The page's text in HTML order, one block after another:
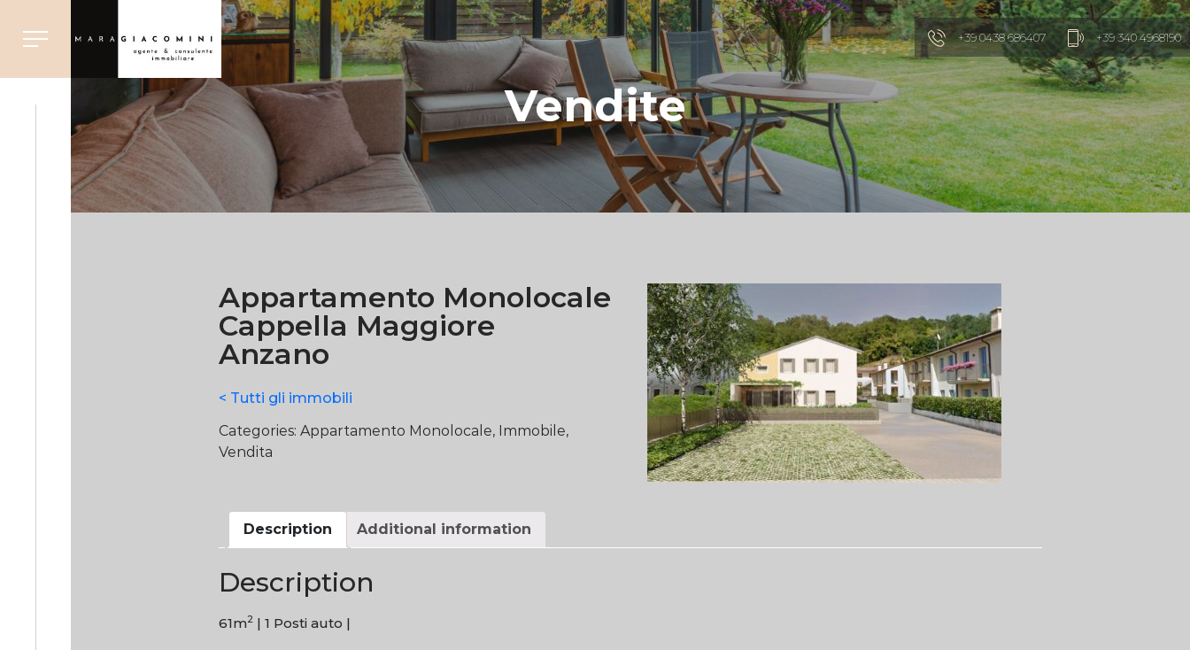
Vendite
+39 0438 686407 +39 340 4968190
Appartamento Monolocale
Cappella Maggiore
Anzano
< Tutti gli immobili
Categories: Appartamento Monolocale, Immobile,
Vendita
Description Additional information
Description
61m2 | 1 Posti auto |